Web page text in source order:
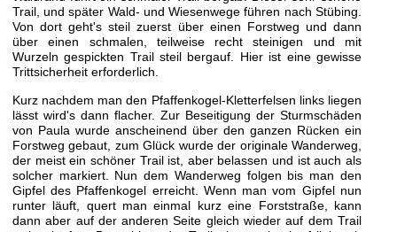
Trail, und später Wald- und Wiesenwege führen nach Stübing.
Von dort geht's steil zuerst über einen Forstweg und dann
über einen schmalen, teilweise recht steinigen und mit
Wurzeln gespickten Trail steil bergauf. Hier ist eine gewisse
Trittsicherheit erforderlich.
Kurz nachdem man den Pfaffenkogel-Kletterfelsen links liegen
lässt wird's dann flacher. Zur Beseitigung der Sturmschäden
von Paula wurde anscheinend über den ganzen Rücken ein
Forstweg gebaut, zum Glück wurde der originale Wanderweg,
der meist ein schöner Trail ist, aber belassen und ist auch als
solcher markiert. Nun dem Wanderweg folgen bis man den
Gipfel des Pfaffenkogel erreicht. Wenn man vom Gipfel nun
runter läuft, quert man einmal kurz eine Forststraße, kann
dann aber auf der anderen Seite gleich wieder auf dem Trail